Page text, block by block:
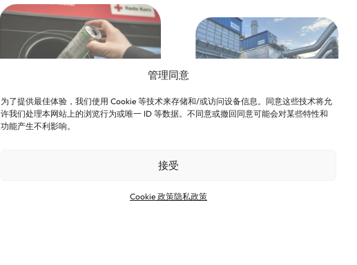
管理同意
为了提供最佳体验，我们使用 Cookie 等技术来存储和/或访问设备信息。同意这些技术将允
许我们处理本网站上的浏览行为或唯一 ID 等数据。不同意或撤回同意可能会对某些特性和
功能产生不利影响。
接受
Cookie 政策隐私政策
诺贝丽斯与
新的里程碑：诺贝丽
提升英国回收能力